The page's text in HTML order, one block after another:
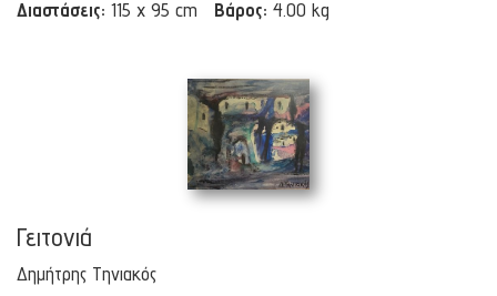
Διαστάσεις: 115 x 95 cm Βάρος: 4.00 kg
Γειτονιά
Δημήτρης Τηνιακός